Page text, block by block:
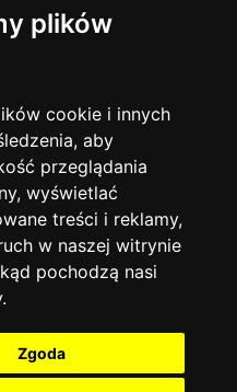
plików
cookie i innych
aby
przeglądania
wyświetlać
treści i reklamy,
w naszej witrynie
pochodzą nasi
Zgoda
i sal fitness
hotelu
- lacobel
szaf
wymiar